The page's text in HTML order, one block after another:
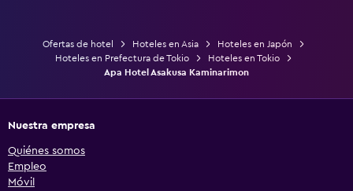
Ofertas de hotel Hoteles en Asia
Hoteles en Japón
Hoteles en Prefectura de Tokio
Hoteles en Tokio
Apa Hotel Asakusa Kaminarimon
Nuestra empresa
Quiénes somos
Empleo
Móvil